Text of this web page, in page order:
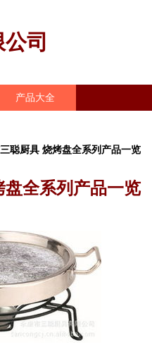
司
产品大全
聪厨具 烧烤盘全系列产品一览
全系列产品一览